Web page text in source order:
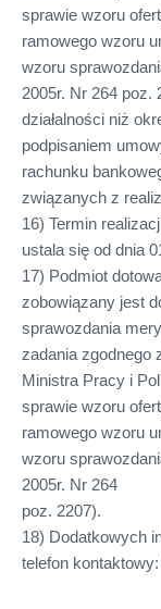
sprawie wzoru
ramowego wzoru
wzoru
2005r. Nr 264 poz.
działalności niż
podpisaniem
rachunku
związanych z
16) Termin
ustala się od dnia
17) Podmiot
zobowiązany jest
sprawozdania
zadania zgodnego
Ministra Pracy i
sprawie wzoru
ramowego wzoru
wzoru
2005r. Nr 264
poz. 2207).
18) Dodatkowych
telefon